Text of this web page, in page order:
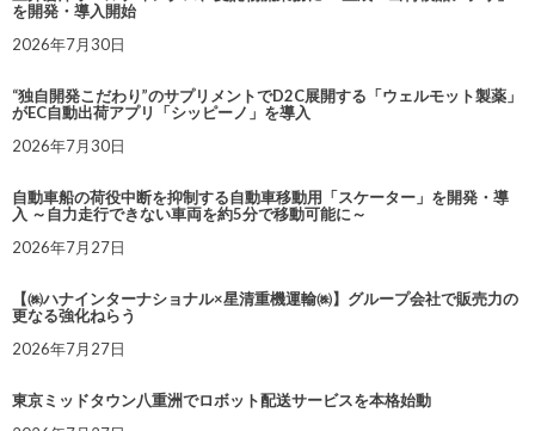
を開発・導入開始
2026年7月30日
“独自開発こだわり”のサプリメントでD2C展開する「ウェルモット製薬」
がEC自動出荷アプリ「シッピーノ」を導入
2026年7月30日
自動車船の荷役中断を抑制する自動車移動用「スケーター」を開発・導
入 ～自力走行できない車両を約5分で移動可能に～
2026年7月27日
【㈱ハナインターナショナル×星清重機運輸㈱】グループ会社で販売力の
更なる強化ねらう
2026年7月27日
東京ミッドタウン八重洲でロボット配送サービスを本格始動